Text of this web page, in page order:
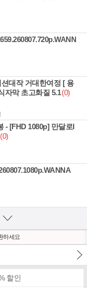
대작 거대한여정 [ 용
자막 초고화질 5.1(0)
- [FHD 1080p] 만달로l
(0)
열기
하세요
할인